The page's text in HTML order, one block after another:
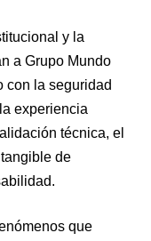
y la
a Grupo Mundo
con la seguridad
experiencia
técnica, el
de
que